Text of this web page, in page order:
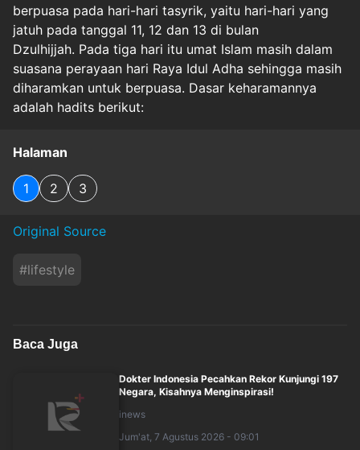
berpuasa pada hari-hari tasyrik, yaitu hari-hari yang
jatuh pada tanggal 11, 12 dan 13 di bulan
Dzulhijjah. Pada tiga hari itu umat Islam masih dalam
suasana perayaan hari Raya Idul Adha sehingga masih
diharamkan untuk berpuasa. Dasar keharamannya
adalah hadits berikut:
Halaman
1 2 3
Original Source
#lifestyle
Baca Juga
Dokter Indonesia Pecahkan Rekor Kunjungi 197
Negara, Kisahnya Menginspirasi!
inews
Jum'at, 7 Agustus 2026 - 09:01